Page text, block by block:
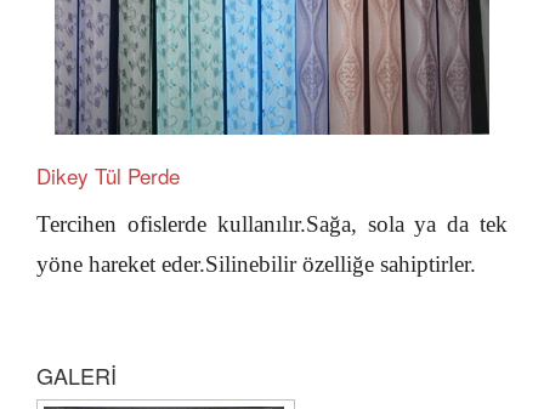
Dikey Tül Perde
Tercihen ofislerde kullanılır.Sağa, sola ya da tek
yöne hareket eder.Silinebilir özelliğe sahiptirler.
GALERİ